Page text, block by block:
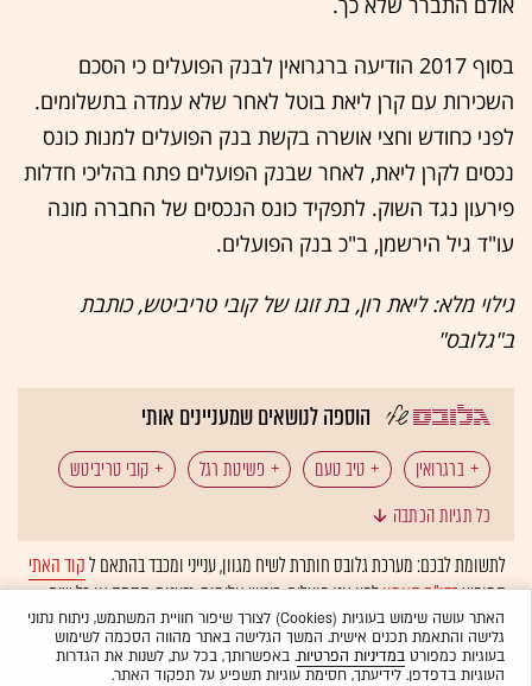
בסוף 2017 הודיעה ברגרואין לבנק הפועלים כי הסכם
השכירות עם קרן ליאת בוטל לאחר שלא עמדה בתשלומים.
לפני כחודש וחצי אושרה בקשת בנק הפועלים למנות כונס
נכסים לקרן ליאת, לאחר שבנק הפועלים פתח בהליכי חדלות
פירעון נגד השוק. לתפקיד כונס הנכסים של החברה מונה
עו"ד גיל הירשמן, ב"כ בנק הפועלים.
גילוי מלא: ליאת רון, בת זוגו של קובי טריביטש, כותבת
ב"גלובס"
הוספה לנושאים שמעניינים אותי
ברגרואין טיב טעם פשיטת רגל
קובי טריביטש
כל תגיות הכתבה
לתשומת לבכם: מערכת גלובס חותרת לשיח מגוון, ענייני ומכבד בהתאם לקוד האתי
המופיעבדו"ח האמוןלפיו אנו פועלים. ביטויי אלימות, גזענות, הסתה או כל שיח
בלתי הולם אחר מסוננים בצורהאוטומטיתולא יפורסמו באתר.
האתר עושה שימוש בעוגיות (Cookies) לצורך שיפור חוויית המשתמש, ניתוח נתוני
גלישה והתאמת תכנים אישית. המשך הגלישה באתר מהווה הסכמה לשימוש
בעוגיות כמפורטבמדיניות הפרטיות. באפשרותך, בכל עת, לשנות את הגדרות
העוגיות בדפדפן. לידיעתך, חסימת עוגיות תשפיע על תפקוד האתר.